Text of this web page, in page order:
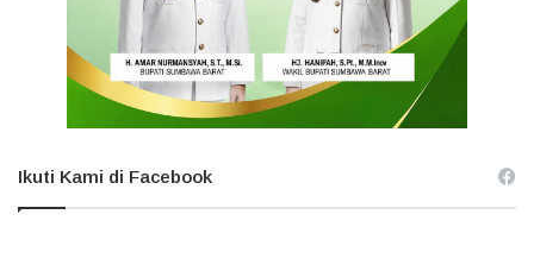
Ikuti Kami di Facebook